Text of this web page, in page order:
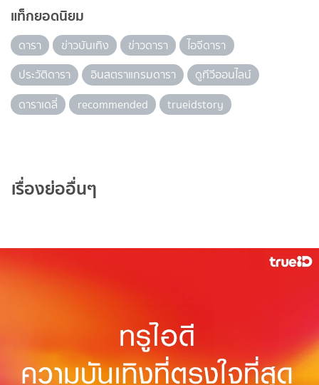
แท็กยอดนิยม
ดารา ข่าวบันเทิง ข่าวดารา
ไอจีดารา
ประวัติดารา
อินสตราแกรมดารา
ดูทีวีออนไลน์
ดาราเดลี่
recommended trueidstory
เรื่องย่ออื่นๆ